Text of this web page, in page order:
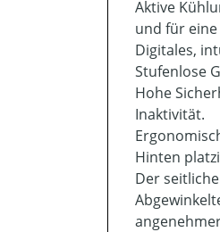
Aktive
und für eine
Digitales,
Stufenlose
Hohe
Inaktivität.
Hinten
Der